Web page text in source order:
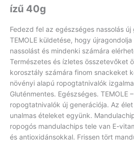
ízű 40g
Fedezd fel az egészséges nassolás új
TEMOLE küldetése, hogy
nassolást és mindenki számára
Természetes és ízletes összetevőket
korosztály számára finom snackeket
növényi alapú ropogtatnivalók
Gluténmentes. Egészséges. TEMOLE
ropogtatnivalók új generációja. Az
unalmas ételeket együnk.
ropogós mandulachips tele van E-
és antioxidánsokkal. Frissen tört